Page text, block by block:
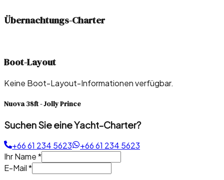
Übernachtungs-Charter
Boot-Layout
Keine Boot-Layout-Informationen verfügbar.
Nuova 38ft - Jolly Prince
Suchen Sie eine Yacht-Charter?
+66 61 234 5623
+66 61 234 5623
Ihr Name*
E-Mail*